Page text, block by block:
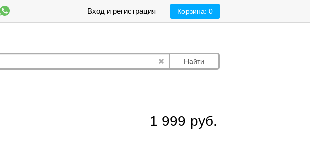
Корзина: 0
Вход и регистрация
Найти
1 999 руб.